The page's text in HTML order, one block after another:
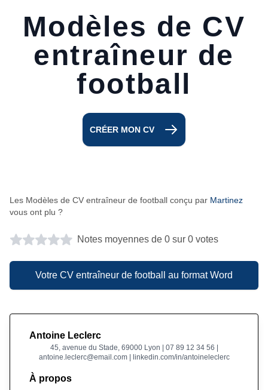
Modèles de CV
entraîneur de
football
CRÉER MON CV
Les Modèles de CV entraîneur de football conçu par Martinez
vous ont plu ?
Notes moyennes de 0 sur 0 votes
Votre CV entraîneur de football au format Word
Antoine Leclerc
45, avenue du Stade, 69000 Lyon | 07 89 12 34 56 |
antoine.leclerc@email.com | linkedin.com/in/antoineleclerc
À propos